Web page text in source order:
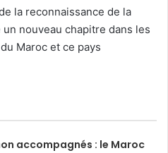
la reconnaissance de la
nouveau chapitre dans les
Maroc et ce pays
accompagnés : le Maroc